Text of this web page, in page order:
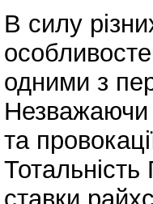
В силу
одними з
Незважаючи
та